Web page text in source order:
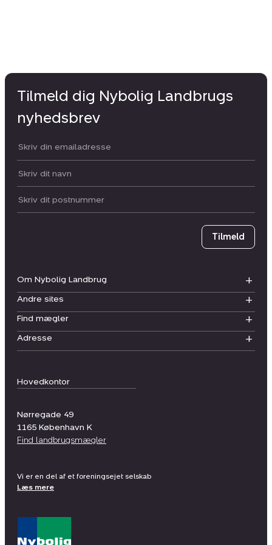
Hovedkontor
Nørregade 49
1165 København K
Find landbrugsmægler
Om Nybolig Landbrug
Andre sites
Find mægler
Adresse
Tilmeld dig Nybolig Landbrugs
nyhedsbrev
Din email:
Dit navn:
Postnummer
Tilmeld
Vi er en del af et foreningsejet selskab
Læs mere